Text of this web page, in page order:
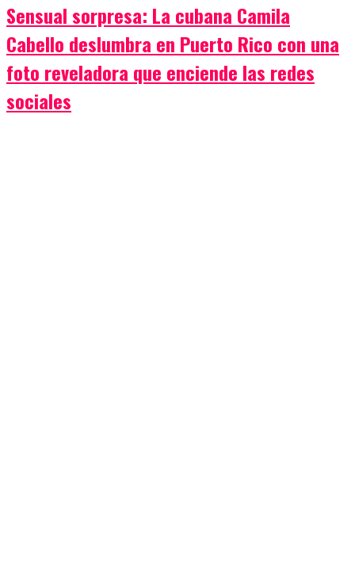
Sensual sorpresa: La cubana Camila
Cabello deslumbra en Puerto Rico con una
foto reveladora que enciende las redes
sociales